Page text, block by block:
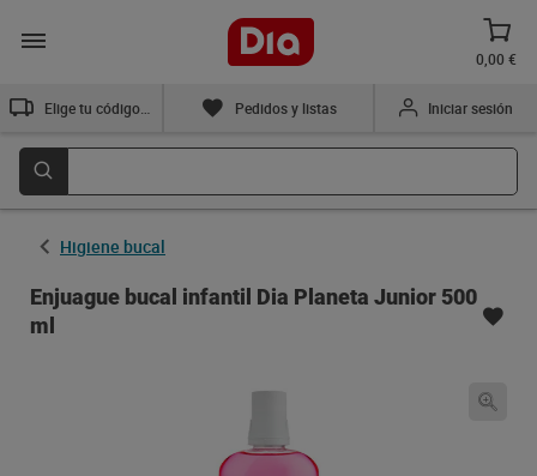
0,00 €
Pedidos y listas Iniciar sesión
Higiene bucal
Enjuague bucal infantil Dia Planeta Junior 500
ml